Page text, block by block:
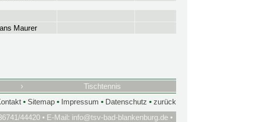
Maurer
›
Tischtennis
• Sitemap • Impressum • Datenschutz • zurück
44420 • E-Mail: info@tsv-bad-blankenburg.de•